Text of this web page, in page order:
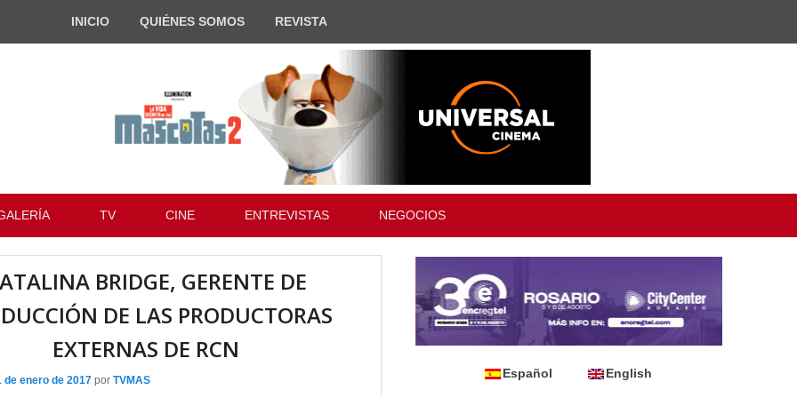
INICIO QUIÉNES SOMOS REVISTA
TV CINE ENTREVISTAS NEGOCIOS
BRIDGE, GERENTE DE
DE LAS PRODUCTORAS
EXTERNAS DE RCN
de enero de 2017 por TVMAS
Español English